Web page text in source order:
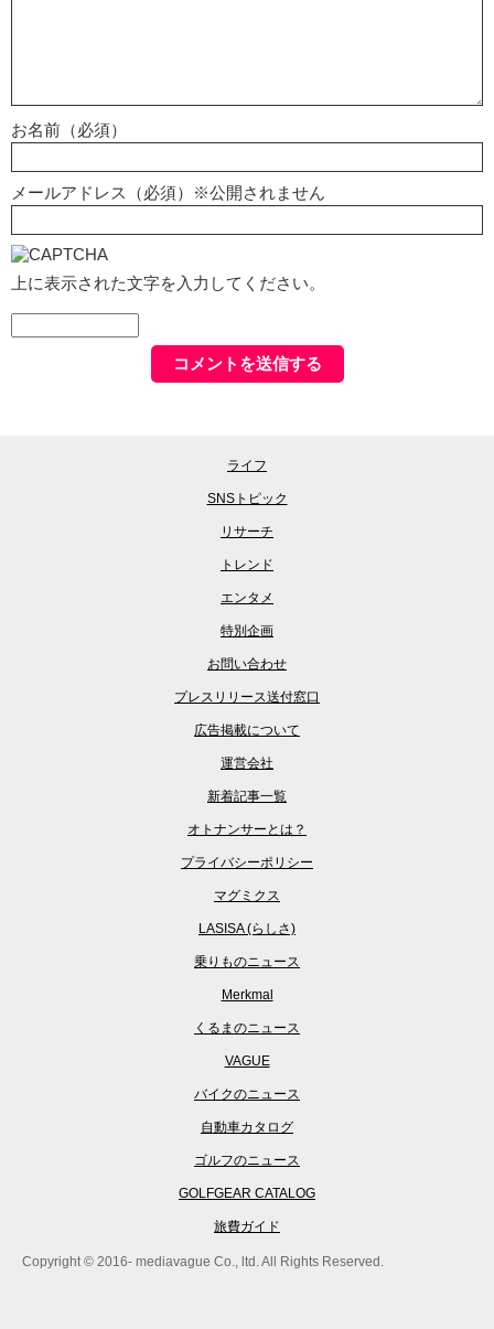
お名前（必須）
メールアドレス（必須）※公開されません
上に表示された文字を入力してください。
ライフ
SNSトピック
リサーチ
トレンド
エンタメ
特別企画
お問い合わせ
プレスリリース送付窓口
広告掲載について
運営会社
新着記事一覧
オトナンサーとは？
プライバシーポリシー
マグミクス
LASISA (らしさ)
乗りものニュース
Merkmal
くるまのニュース
VAGUE
バイクのニュース
自動車カタログ
ゴルフのニュース
GOLFGEAR CATALOG
旅費ガイド
Copyright © 2016- mediavague Co., ltd. All Rights Reserved.